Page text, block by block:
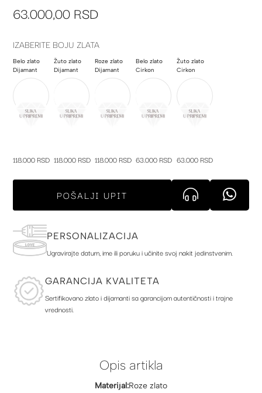
of
gallery
63.000,00 RSD
IZABERITE BOJU ZLATA
Belo zlato
Dijamant
118.000 RSD
Žuto zlato
Dijamant
118.000 RSD
Roze zlato
Dijamant
118.000 RSD
Belo zlato
Cirkon
63.000 RSD
Žuto zlato
Cirkon
63.000 RSD
POŠALJI UPIT
PERSONALIZACIJA
Ugravirajte datum, ime ili poruku i učinite svoj nakit jedinstvenim.
GARANCIJA KVALITETA
Sertifikovano zlato i dijamanti sa garancijom autentičnosti i trajne
vrednosti.
Opis artikla
Materijal:Roze zlato